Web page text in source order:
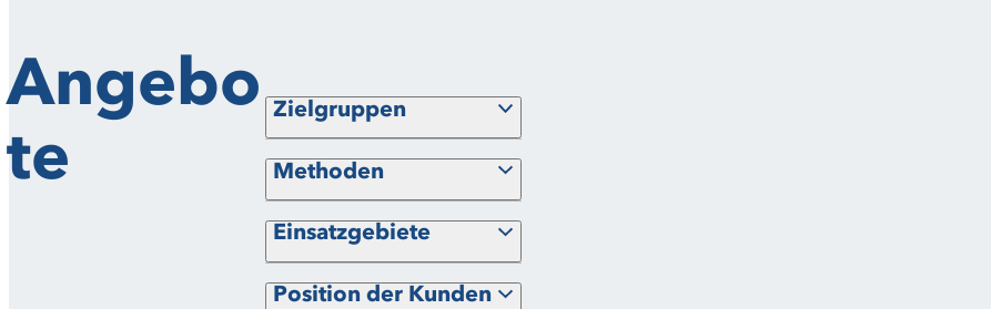
Angebo
te
Zielgruppen
Methoden
Einsatzgebiete
Position der Kunden